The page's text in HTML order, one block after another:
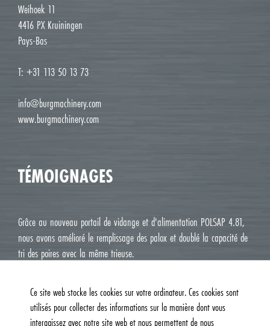
Weihoek 11
4416 PX Kruiningen
Pays-Bas
T: +31 113 50 13 73
info@burgmachinery.com
www.burgmachinery.com
TÉMOIGNAGES
Grâce au nouveau portail de vidange et d'alimentation POLSAP 4.81,
nous avons amélioré le remplissage des palox et doublé la capacité de
tri des poires avec la même trieuse.
Ce site web stocke les cookies sur votre ordinateur. Ces cookies sont
utilisés pour collecter des informations sur la manière dont vous
interagissez avec notre site web et nous permettent de nous